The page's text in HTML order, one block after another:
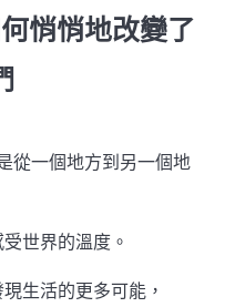
悄悄地改變了
從一個地方到另一個地
世界的溫度。
生活的更多可能，